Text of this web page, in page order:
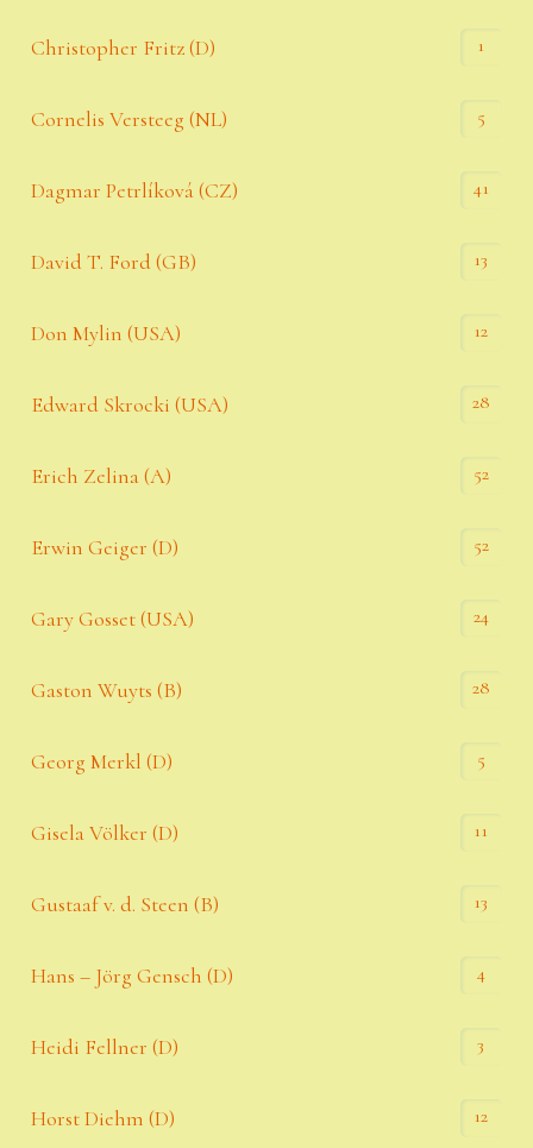
Christopher Fritz (D) 1
Cornelis Versteeg (NL) 5
Dagmar Petrlíková (CZ) 41
David T. Ford (GB) 13
Don Mylin (USA) 12
Edward Skrocki (USA) 28
Erich Zelina (A) 52
Erwin Geiger (D) 52
Gary Gosset (USA) 24
Gaston Wuyts (B) 28
Georg Merkl (D) 5
Gisela Völker (D) 11
Gustaaf v. d. Steen (B) 13
Hans – Jörg Gensch (D) 4
Heidi Fellner (D) 3
Horst Diehm (D) 12